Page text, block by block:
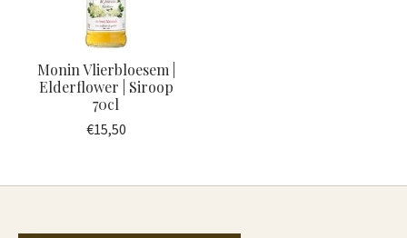
Monin Vlierbloesem |
Elderflower | Siroop
70cl
€15,50